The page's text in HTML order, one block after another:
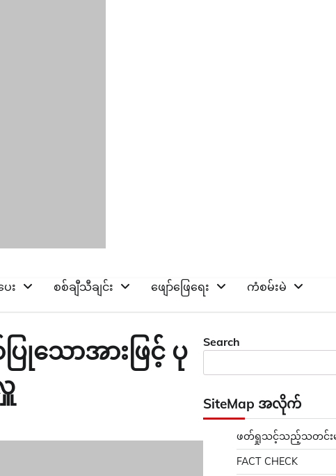
း စစ်ချီသီချင်း ဖျော်ဖြေရေး
ကံစမ်းမဲ
သောအားဖြင့် ပု
Search
SiteMap အလိုက်
ဖတ်ရှုသင့်သည့်သတင်းမ
FACT CHECK